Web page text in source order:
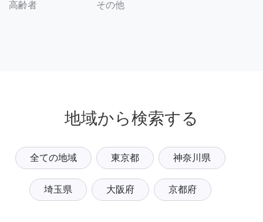
高齢者 その他
地域から検索する
全ての地域 東京都 神奈川県
埼玉県 大阪府 京都府